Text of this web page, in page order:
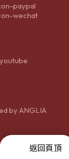
byANGLIA
返回頁頂